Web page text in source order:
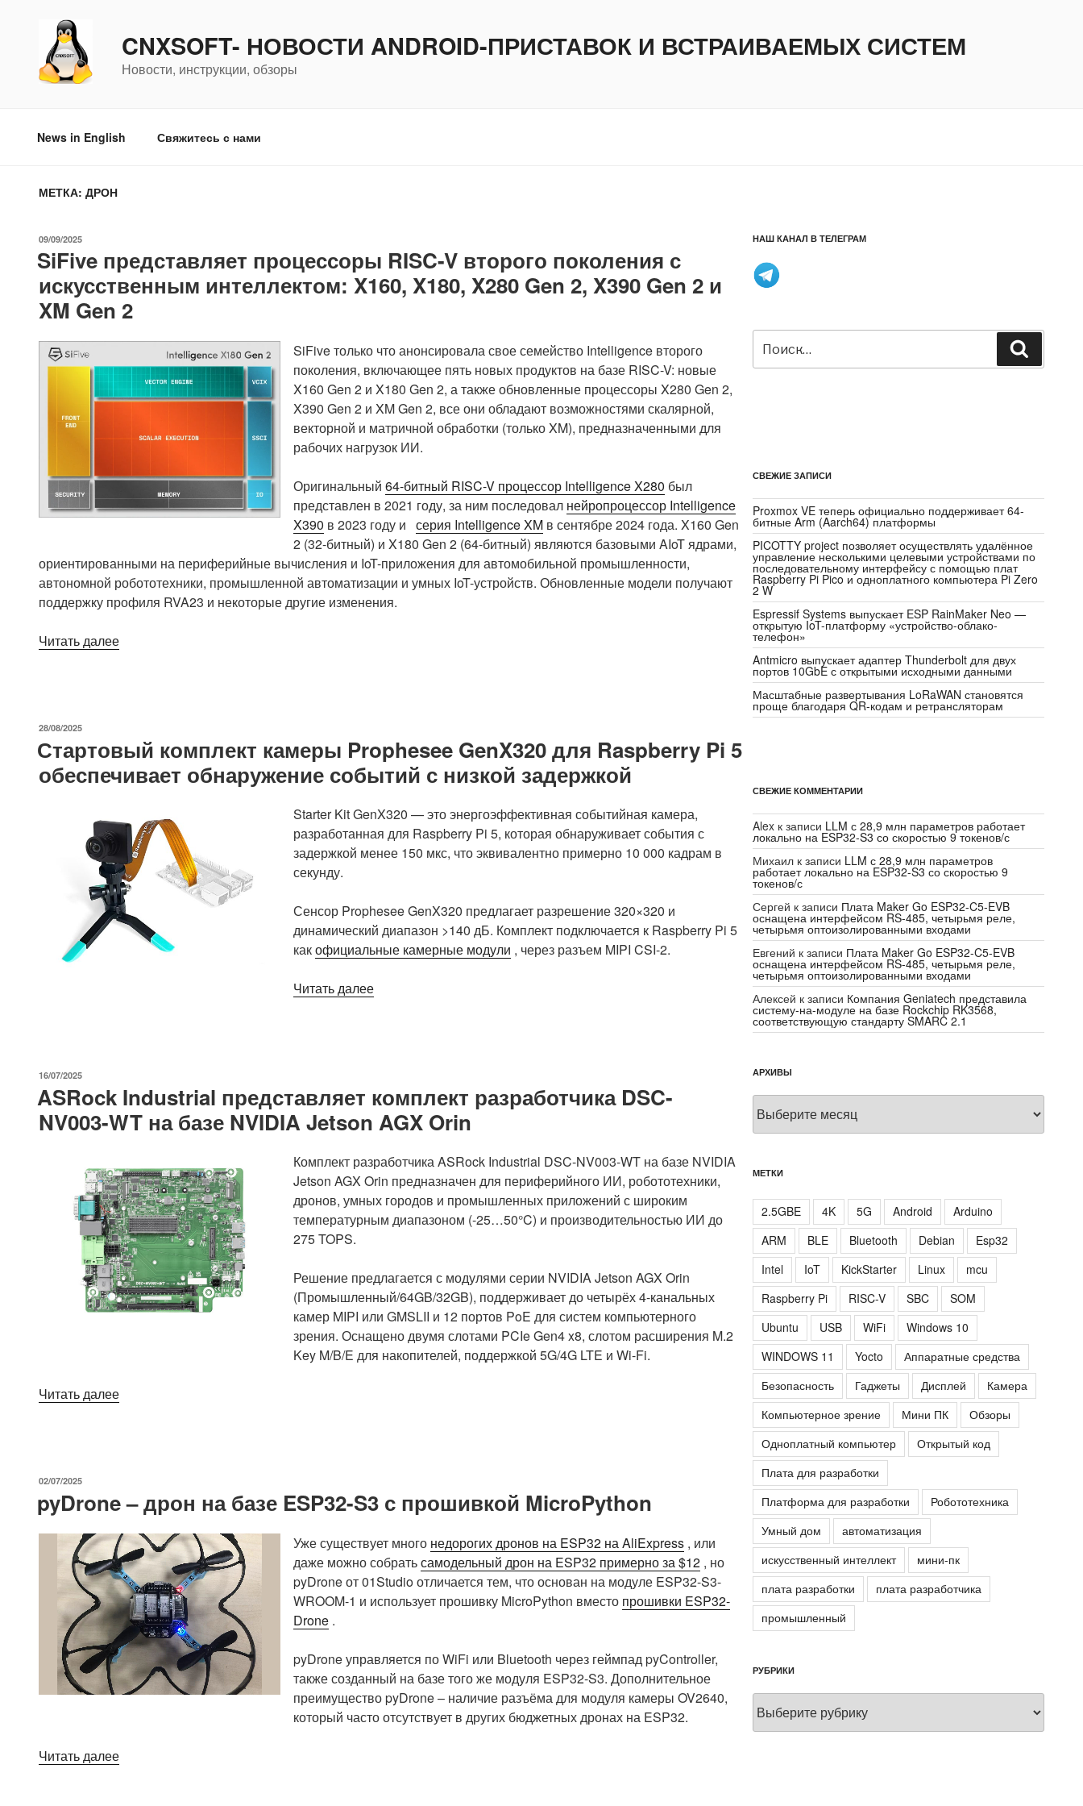
содержимому
CNXSOFT- НОВОСТИ ANDROID-ПРИСТАВОК И ВСТРАИВАЕМЫХ СИСТЕМ
Новости, инструкции, обзоры
News in English Свяжитесь с нами
МЕТКА: ДРОН
ОПУБЛИКОВАНО
09/09/2025
SiFive представляет процессоры RISC-V второго поколения с
искусственным интеллектом: X160, X180, X280 Gen 2, X390 Gen 2 и
XM Gen 2
SiFive только что анонсировала свое семейство Intelligence второго
поколения, включающее пять новых продуктов на базе RISC-V: новые
X160 Gen 2 и X180 Gen 2, а также обновленные процессоры X280 Gen 2,
X390 Gen 2 и XM Gen 2, все они обладают возможностями скалярной,
векторной и матричной обработки (только XM), предназначенными для
рабочих нагрузок ИИ.
Оригинальный 64-битный RISC-V процессор Intelligence X280 был
представлен в 2021 году, за ним последовал нейропроцессор Intelligence
X390 в 2023 году и серия Intelligence XM в сентябре 2024 года. X160 Gen
2 (32-битный) и X180 Gen 2 (64-битный) являются базовыми AIoT ядрами,
ориентированными на периферийные вычисления и IoT-приложения для автомобильной промышленности,
автономной робототехники, промышленной автоматизации и умных IoT-устройств. Обновленные модели получают
поддержку профиля RVA23 и некоторые другие изменения.
Читать далее«SiFive
поколения
с
X160,
X180,
X280
Gen
2,
X390
ОПУБЛИКОВАНО
28/08/2025
Стартовый комплект камеры Prophesee GenX320 для Raspberry Pi 5
обеспечивает обнаружение событий с низкой задержкой
Starter Kit GenX320 — это энергоэффективная событийная камера,
разработанная для Raspberry Pi 5, которая обнаруживает события с
задержкой менее 150 мкс, что эквивалентно примерно 10 000 кадрам в
секунду.
Сенсор Prophesee GenX320 предлагает разрешение 320×320 и
динамический диапазон >140 дБ. Комплект подключается к Raspberry Pi 5
какофициальные камерные модули , через разъем MIPI CSI-2.
Читать далее«Стартовый
Raspberry
Pi
обеспечивает
обнаружение
событий
с
ОПУБЛИКОВАНО
16/07/2025
ASRock Industrial представляет комплект разработчика DSC-
NV003-WT на базе NVIDIA Jetson AGX Orin
Комплект разработчика ASRock Industrial DSC-NV003-WT на базе NVIDIA
Jetson AGX Orin предназначен для периферийного ИИ, робототехники,
дронов, умных городов и промышленных приложений с широким
температурным диапазоном (-25…50°C) и производительностью ИИ до
275 TOPS.
Решение предлагается с модулями серии NVIDIA Jetson AGX Orin
(Промышленный/64GB/32GB), поддерживает до четырёх 4-канальных
камер MIPI или GMSLII и 12 портов PoE для систем компьютерного
зрения. Оснащено двумя слотами PCIe Gen4 x8, слотом расширения M.2
Key M/B/E для накопителей, поддержкой 5G/4G LTE и Wi-Fi.
Читать далее«ASRock
NV003-
на
базе
NVIDIA
Jetson
AGX
Orin»
ОПУБЛИКОВАНО
02/07/2025
pyDrone – дрон на базе ESP32-S3 с прошивкой MicroPython
Уже существует много недорогих дронов на ESP32 на AliExpress , или
даже можно собратьсамодельный дрон на ESP32 примерно за $12 , но
pyDrone от 01Studio отличается тем, что основан на модуле ESP32-S3-
WROOM-1 и использует прошивку MicroPython вместо прошивки ESP32-
Drone .
pyDrone управляется по WiFi или Bluetooth через геймпад pyController,
также созданный на базе того же модуля ESP32-S3. Дополнительное
преимущество pyDrone – наличие разъёма для модуля камеры OV2640,
который часто отсутствует в других бюджетных дронах на ESP32.
Читать далее«pyDrone
НАШ КАНАЛ В ТЕЛЕГРАМ
Искать:
СВЕЖИЕ ЗАПИСИ
Proxmox VE теперь официально поддерживает 64-
битные Arm (Aarch64) платформы
PICOTTY project позволяет осуществлять удалённое
управление несколькими целевыми устройствами по
последовательному интерфейсу с помощью плат
Raspberry Pi Pico и одноплатного компьютера Pi Zero
2 W
Espressif Systems выпускает ESP RainMaker Neo —
открытую IoT-платформу «устройство-облако-
телефон»
Antmicro выпускает адаптер Thunderbolt для двух
портов 10GbE с открытыми исходными данными
Масштабные развертывания LoRaWAN становятся
проще благодаря QR-кодам и ретрансляторам
СВЕЖИЕ КОММЕНТАРИИ
Alex к записи LLM с 28,9 млн параметров работает
локально на ESP32-S3 со скоростью 9 токенов/с
Михаил к записи LLM с 28,9 млн параметров
работает локально на ESP32-S3 со скоростью 9
токенов/с
Сергей к записи Плата Maker Go ESP32-C5-EVB
оснащена интерфейсом RS-485, четырьмя реле,
четырьмя оптоизолированными входами
Евгений к записи Плата Maker Go ESP32-C5-EVB
оснащена интерфейсом RS-485, четырьмя реле,
четырьмя оптоизолированными входами
Алексей к записи Компания Geniatech представила
систему-на-модуле на базе Rockchip RK3568,
соответствующую стандарту SMARC 2.1
АРХИВЫ
Архивы
МЕТКИ
2.5GBE 4K 5G Android
Arduino
ARM
BLE Bluetooth Debian
Esp32
Intel
IoT KickStarter Linux
mcu
Raspberry Pi
RISC-V SBC
SOM
Ubuntu
USB WiFi
Windows 10
WINDOWS 11
Yocto
Аппаратные средства
Безопасность
Гаджеты Дисплей
Камера
Компьютерное зрение
Мини ПК
Обзоры
Одноплатный компьютер
Открытый код
Плата для разработки
Платформа для разработки
Робототехника
Умный дом
автоматизация
искусственный интеллект
мини-пк
плата разработки
плата разработчика
промышленный
РУБРИКИ
Рубрики